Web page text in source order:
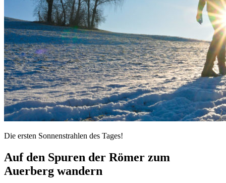
Die ersten Sonnenstrahlen des Tages!
Auf den Spuren der Römer zum
Auerberg wandern